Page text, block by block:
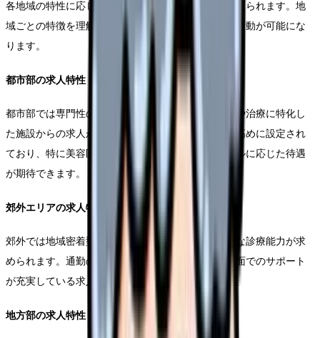
各地域の特性に応じて、求人状況や待遇にも特徴が見られます。地
域ごとの特徴を理解することで、より効果的な就職活動が可能にな
ります。
都市部の求人特性
都市部では専門性の高い診療所が多く、特定の疾患や治療に特化し
た施設からの求人が目立ちます。給与水準は比較的高めに設定され
ており、特に美容医療や専門クリニックでは、スキルに応じた待遇
が期待できます。
郊外エリアの求人特性
郊外では地域密着型の診療所が中心となり、総合的な診療能力が求
められます。通勤のしやすさや住宅手当など、生活面でのサポート
が充実している求人が多いのが特徴です。
地方部の求人特性